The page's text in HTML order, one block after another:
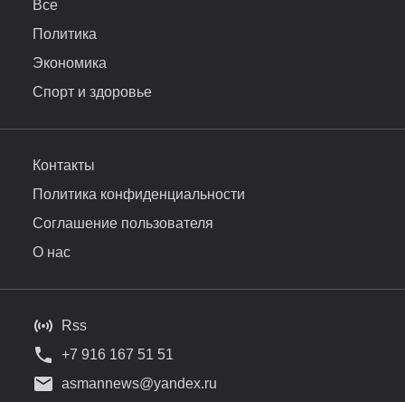
Все
Политика
Экономика
Спорт и здоровье
Контакты
Политика конфиденциальности
Соглашение пользователя
О нас
Rss
+7 916 167 51 51
asmannews@yandex.ru